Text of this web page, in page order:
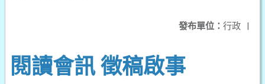
發布單位： 行政 |
閱讀會訊 徵稿啟事